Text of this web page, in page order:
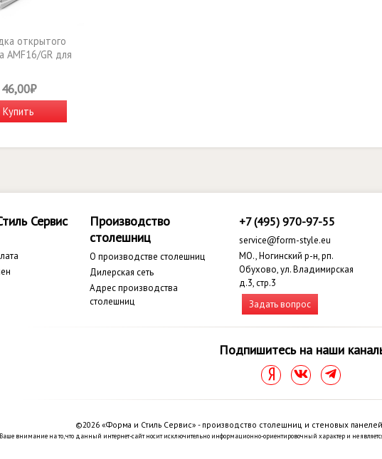
открытого
AMF16/GR для
AMF15/GR
46,00₽
Купить
Сервис
Производство
столешниц
О производстве столешниц
Дилерская сеть
Адрес производства
столешниц
+7 (495) 970-97-55
service@form-style.eu
МО., Ногинский р-н, рп.
Обухово, ул. Владимирская
д.3, стр.3
Задать вопрос
Подпишитесь на наши
©2026 «Форма и Стиль Сервис» - производство столешниц и стеновых
внимание на то, что данный интернет-сайт носит исключительно информационно-ориентировочный характер и не